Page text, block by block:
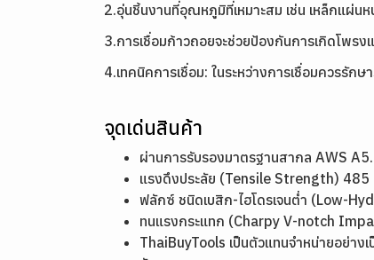
2.อุ่นชิ้นงานที่อุณหภูมิที่เหมาะสม เช่น เหล็กแผ่
3.การเชื่อมก้าวถอยจะช่วยป้องกันการเกิดโพรง
4.เทคนิคการเชื่อม: ในระหว่างการเชื่อมควรรัก
จุดเด่นสินค้า
ผ่านการรับรองมาตรฐานสากล AWS
แรงดึงประลัย (Tensile Strength) 485
ฟลักซ์ ชนิดเบสิก-ไฮโดรเจนต่ำ (Low-
ทนแรงกระแทก (Charpy V-notch
ThaiBuyTools เป็นตัวแทนจำหน่ายอย่าง